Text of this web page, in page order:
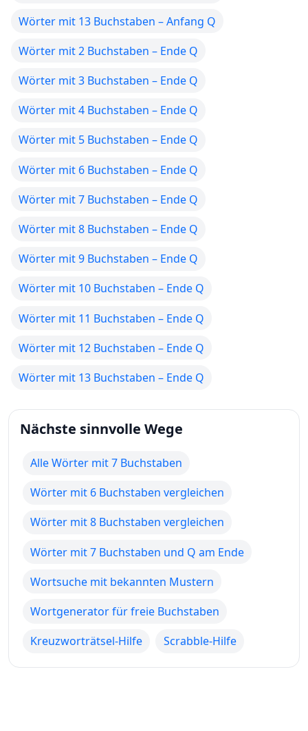
Wörter mit 13 Buchstaben – Anfang Q
Wörter mit 2 Buchstaben – Ende Q
Wörter mit 3 Buchstaben – Ende Q
Wörter mit 4 Buchstaben – Ende Q
Wörter mit 5 Buchstaben – Ende Q
Wörter mit 6 Buchstaben – Ende Q
Wörter mit 7 Buchstaben – Ende Q
Wörter mit 8 Buchstaben – Ende Q
Wörter mit 9 Buchstaben – Ende Q
Wörter mit 10 Buchstaben – Ende Q
Wörter mit 11 Buchstaben – Ende Q
Wörter mit 12 Buchstaben – Ende Q
Wörter mit 13 Buchstaben – Ende Q
Nächste sinnvolle Wege
Alle Wörter mit 7 Buchstaben
Wörter mit 6 Buchstaben vergleichen
Wörter mit 8 Buchstaben vergleichen
Wörter mit 7 Buchstaben und Q am Ende
Wortsuche mit bekannten Mustern
Wortgenerator für freie Buchstaben
Kreuzworträtsel-Hilfe
Scrabble-Hilfe